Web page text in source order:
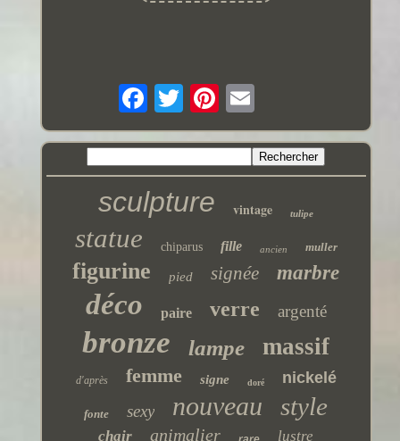
sculpture vintage tulipe
statue chiparus fille ancien muller
figurine pied signée marbre
déco paire verre argenté
bronze lampe massif
d'après femme signe doré nickelé
fonte sexy nouveau style
chair animalier lustre